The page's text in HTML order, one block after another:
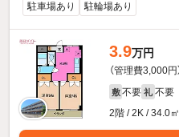
駐車場あり 駐輪場あり
3.9万円
（管理費3,000円
敷 不要 礼 不要
2階 / 2K / 34.0㎡